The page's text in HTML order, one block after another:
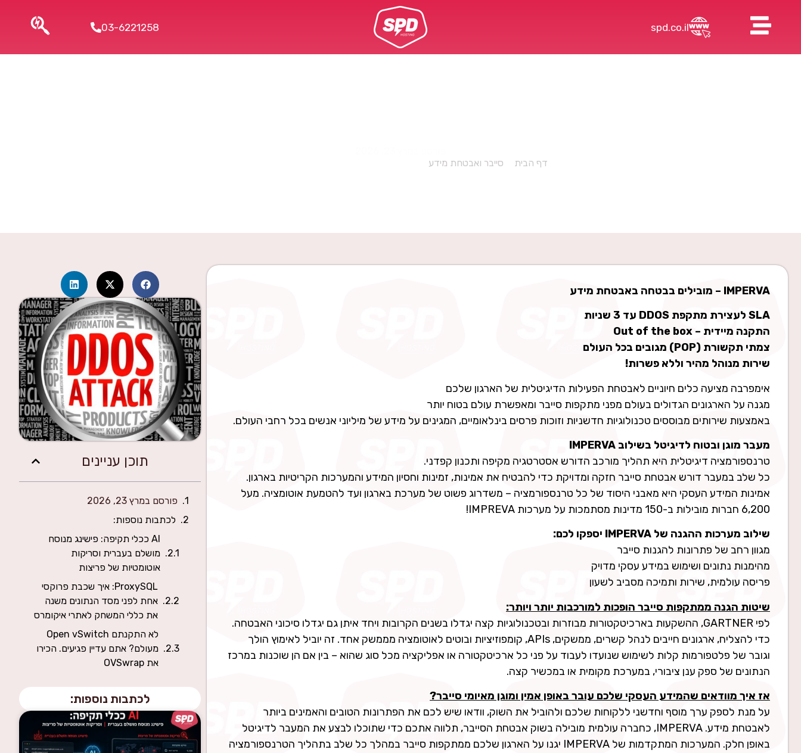
spd.co.il
03-6221258
דף הבית
סייבר ואבטחת מידע
IMPERVA – מובילים בבטחה באבטחת מידע
SLA לעצירת מתקפת DDOS עד 3 שניות
התקנה מיידית – Out of the box
צמתי תקשורת (POP) מגובים בכל העולם
שירות מנוהל מהיר וללא פשרות!
אימפרבה מציעה כלים חיוניים לאבטחת הפעילות הדיגיטלית של הארגון שלכם
מגנה על הארגונים הגדולים בעולם מפני מתקפות סייבר ומאפשרת עולם בטוח יותר
באמצעות שירותים מבוססים טכנולוגיות חדשניות וזוכות פרסים בינלאומיים, המגינים על מידע של מיליוני אנשים בכל רחבי העולם.
מעבר מוגן ובטוח לדיגיטל בשילוב IMPERVA
טרנספורמציה דיגיטלית היא תהליך מורכב הדורש אסטרטגיה מקיפה ותכנון קפדני.
כל שלב במעבר דורש אבטחת סייבר חזקה ומדויקת כדי להבטיח את אמינות, זמינות וחסיון המידע והמערכות הקריטיות בארגון.
אמינות המידע העסקי היא מאבני היסוד של כל טרנספורמציה – משדרוג פשוט של מערכת בארגון ועד להטמעת אוטומציה. מעל
6,200 חברות מובילות ב-150 מדינות מסתמכות על מערכות IMPREVA!
שילוב מערכות ההגנה של IMPERVA יספקו לכם:
מגוון רחב של פתרונות להגנות סייבר
מהימנות נתונים ושימוש במידע עסקי מדויק
פריסה עולמית, שירות ותמיכה מסביב לשעון
שיטות הגנה ממתקפות סייבר הופכות למורכבות יותר ויותר:
לפי GARTNER, ההשקעות בארכיטקטורות מבוזרות ובטכנולוגיות קצה יגדלו בשנים הקרובות ויחד איתן גם יגדלו סיכוני האבטחה.
כדי להצליח, ארגונים חייבים לנהל קשרים, ממשקים, APIs, קומפוזיציות ובוטים לאוטומציה מממשק אחד. זה יוביל לאימוץ הולך
וגובר של פלטפורמות קלות לשימוש שנועדו לעבוד על פני כל ארכיטקטורה או אפליקציה מכל סוג שהוא – בין אם הן שוכנות במרכז
הנתונים של ספק ענן ציבורי, במערכת מקומית או במכשיר קצה.
אז איך מוודאים שהמידע העסקי שלכם עובר באופן אמין ומוגן מאיומי סייבר?
על מנת לספק ערך מוסף וחדשני ללקוחות שלכם ולהוביל את השוק, וודאו שיש לכם את הפתרונות הטובים והאמינים ביותר
לאבטחת מידע. IMPERVA, כחברה עולמית מובילה בשוק אבטחת הסייבר, תלווה אתכם כדי שתוכלו לבצע את המעבר לדיגיטל
באופן חלק. המערכות המתקדמות של IMPERVA יגנו על הארגון שלכם ממתקפות סייבר במהלך כל שלב בתהליך הטרנספורמציה
תוכן עניינים
פורסם במרץ 23, 2026
לכתבות נוספות:
AI ככלי תקיפה: פישינג מנוסח
מושלם בעברית וסריקות
אוטומטיות של פריצות
ProxySQL: איך שכבת פרוקסי
אחת לפני מסד הנתונים משנה
את כללי המשחק לאתרי איקומרס
לא התקנתם Open vSwitch
מעולם? אתם עדיין פגיעים. הכירו
את OVSwrap
לכתבות נוספות: